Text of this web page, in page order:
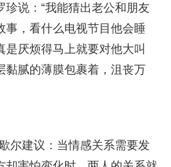
说：“我能猜出老公和朋友
事，看什么电视节目他会睡
是厌烦得马上就要对他大叫
黏腻的薄膜包裹着，沮丧万
尔建议：当情感关系需要发